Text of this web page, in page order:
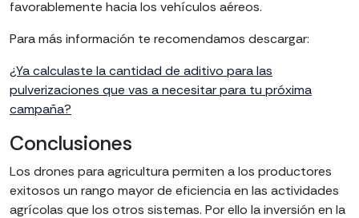
favorablemente hacia los vehículos aéreos.
Para más información te recomendamos descargar:
¿Ya calculaste la cantidad de aditivo para las
pulverizaciones que vas a necesitar para tu próxima
campaña?
Conclusiones
Los drones para agricultura permiten a los productores
exitosos un rango mayor de eficiencia en las actividades
agrícolas que los otros sistemas. Por ello la inversión en la